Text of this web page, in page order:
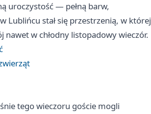
uroczystość — pełną barw,
stał się przestrzenią, w której
nawet w chłodny listopadowy wieczór.
tego wieczoru goście mogli